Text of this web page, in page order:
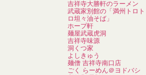
吉祥寺大勝軒のラーメン
武蔵家別館の「満州トロト
ロ坦々油そば」
ホープ軒
麺屋武蔵虎洞
吉祥寺味源
洞くつ家
よしきゅう
麺僧 吉祥寺南口店
ごく らーめん＠ヨドバシ